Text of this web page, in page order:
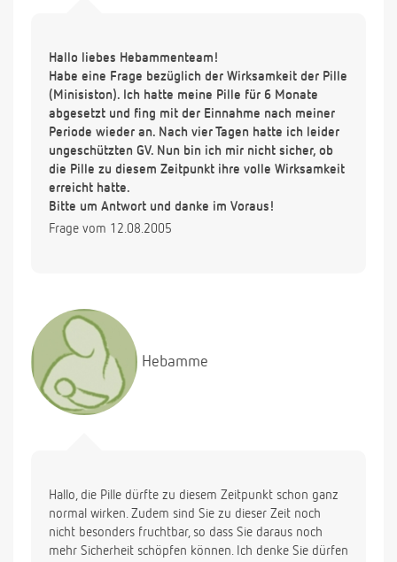
Hallo liebes Hebammenteam!
Habe eine Frage bezüglich der Wirksamkeit der Pille
(Minisiston). Ich hatte meine Pille für 6 Monate
abgesetzt und fing mit der Einnahme nach meiner
Periode wieder an. Nach vier Tagen hatte ich leider
ungeschützten GV. Nun bin ich mir nicht sicher, ob
die Pille zu diesem Zeitpunkt ihre volle Wirksamkeit
erreicht hatte.
Bitte um Antwort und danke im Voraus!
Frage vom 12.08.2005
Hebamme
Hallo, die Pille dürfte zu diesem Zeitpunkt schon ganz
normal wirken. Zudem sind Sie zu dieser Zeit noch
nicht besonders fruchtbar, so dass Sie daraus noch
mehr Sicherheit schöpfen können. Ich denke Sie dürfen